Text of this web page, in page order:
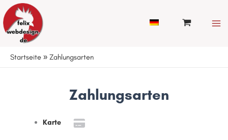
Zum
Inhalt
springen
Startseite » Zahlungsarten
Zahlungsarten
Karte